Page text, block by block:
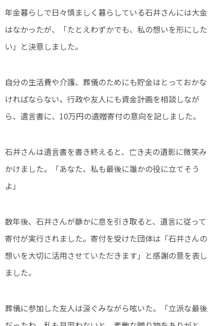
年金暮らしで日々慎ましく暮らしている石井さんには大金
はなかったが、「たとえわずかでも、私の想いを形にした
い」と決意しました。
自分の生活費や介護、葬儀のためにも貯金はとっておかな
ければならない。行政や友人にも資金計画を相談しなが
ら、遺言書に、10万円の遺贈寄付の意向を記しました。
石井さんは遺言書を書き終えると、亡き夫の遺影に微笑み
かけました。「あなた、私も最後に誰かの役に立てそう
よ」
数年後、石井さんが静かに息を引き取ると、遺言に従って
寄付が実行されました。寄付を受けた団体は「石井さんの
想いを大切に活用させていただきます」と感謝の意を表し
ました。
葬儀に参加した友人は涙ぐみながら呟いた。「立派な最後